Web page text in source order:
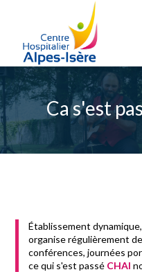
Ca s'est
Établissement
organise régulièrement
conférences, journées
ce qui s'est passé CHAI